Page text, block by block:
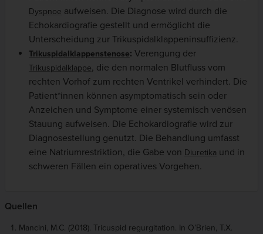
Dyspnoe aufweisen. Die Diagnose wird durch die
Echokardiografie gestellt und ermöglicht die
Unterscheidung zur Trikuspidalklappeninsuffizienz.
Trikuspidalklappenstenose: Verengung der
Trikuspidalklappe, die den normalen Blutfluss vom
rechten Vorhof zum rechten Ventrikel verhindert. Die
Patient*innen können asymptomatisch sein oder
Anzeichen und Symptome einer systemisch venösen
Stauung aufweisen. Die Echokardiografie wird zur
Diagnosestellung genutzt. Die Behandlung umfasst
eine Natriumrestriktion, die Gabe von Diuretika und in
schweren Fällen ein operatives Vorgehen.
Quellen
Mancini, M.C. (2018). Tricuspid regurgitation. In O’Brien, T.X.